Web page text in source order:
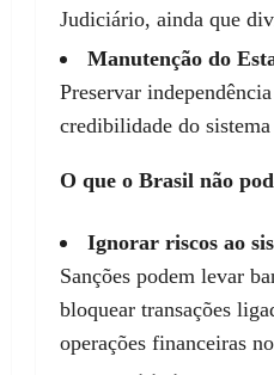
Judiciário, ainda que
Manutenção do
Preservar
credibilidade do
O que o Brasil não
Ignorar riscos ao
Sanções podem levar
bloquear transações
operações financeiras